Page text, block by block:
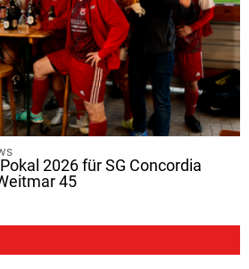
2026 für SG Concordia
45